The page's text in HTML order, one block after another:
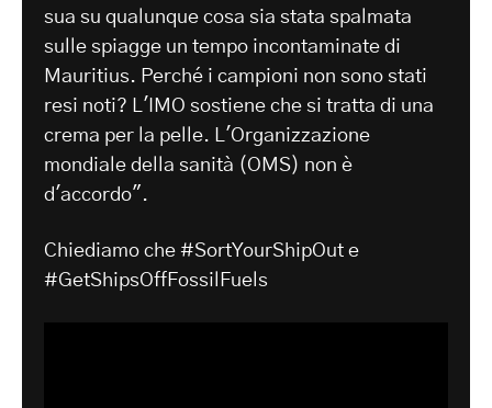
sua su qualunque cosa sia stata spalmata
sulle spiagge un tempo incontaminate di
Mauritius. Perché i campioni non sono stati
resi noti? L'IMO sostiene che si tratta di una
crema per la pelle. L'Organizzazione
mondiale della sanità (OMS) non è
d'accordo".
Chiediamo che #SortYourShipOut e
#GetShipsOffFossilFuels